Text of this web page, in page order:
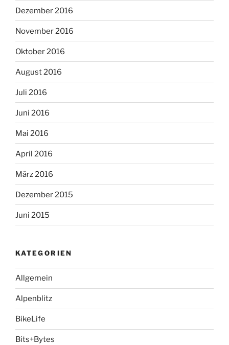
Dezember 2016
November 2016
Oktober 2016
August 2016
Juli 2016
Juni 2016
Mai 2016
April 2016
März 2016
Dezember 2015
Juni 2015
KATEGORIEN
Allgemein
Alpenblitz
BikeLife
Bits+Bytes